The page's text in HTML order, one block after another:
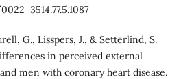
G., Lisspers, J., & Setterlind, S.
in perceived external
men with coronary heart disease.